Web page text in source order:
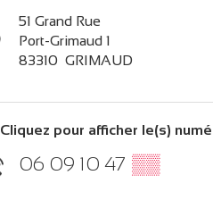
51 Grand Rue
Port-Grimaud 1
83310 GRIMAUD
Cliquez pour afficher le(s)
06 09 10 47 ▒▒